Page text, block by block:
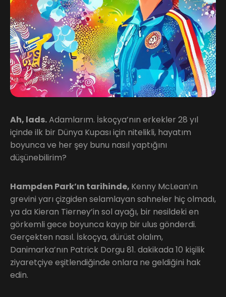
Ah, lads.Adamlarım. İskoçya’nın erkekler 28 yıl
içinde ilk bir Dünya Kupası için nitelikli, hayatım
boyunca ve her şey bunu nasıl yaptığını
düşünebilirim?
Hampden Park’ın tarihinde, Kenny McLean’ın
grevini yarı çizgiden selamlayan sahneler hiç olmadı,
ya da Kieran Tierney’in sol ayağı, bir nesildeki en
görkemli gece boyunca kayıp bir ulus gönderdi.
Gerçekten nasıl. İskoçya, dürüst olalım,
Danimarka’nın Patrick Dorgu 81. dakikada 10 kişilik
ziyaretçiye eşitlendiğinde onlara ne geldiğini hak
edin.